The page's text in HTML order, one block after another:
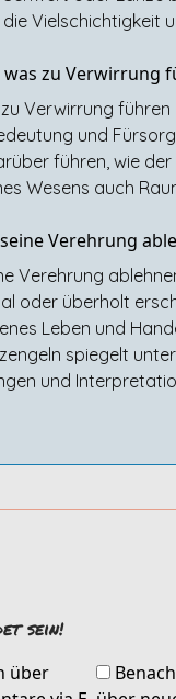
Vielschichtigkeit
zu Verwirrung
Verwirrung führen
und
führen, wie der
Wesens auch
Verehrung
Verehrung
oder überholt
Leben und
spiegelt
und
sein!
über